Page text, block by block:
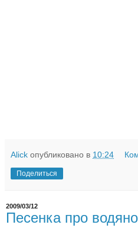
Alick опубликовано в 10:24
Поделиться
2009/03/12
Песенка про